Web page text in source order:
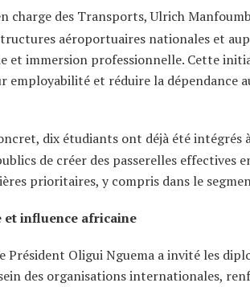
charge des Transports, Ulrich
aéroportuaires nationales et
et immersion professionnelle. Cette
employabilité et réduire la dépendance
dix étudiants ont déjà été
de créer des passerelles
prioritaires, y compris dans le
influence africaine
Président Oligui Nguema a invité les
des organisations internationales,